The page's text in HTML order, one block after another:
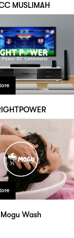
MUSLIMAH
Mogu Wash